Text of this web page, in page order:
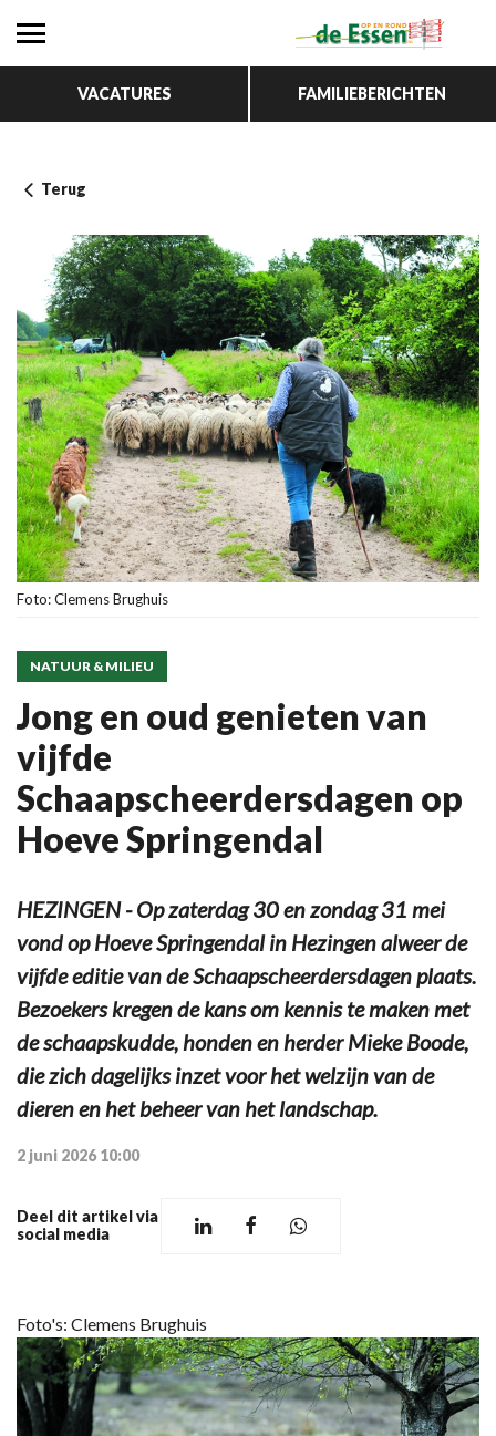
VACATURES FAMILIEBERICHTEN
Terug
Foto: Clemens Brughuis
NATUUR & MILIEU
Jong en oud genieten van
vijfde
Schaapscheerdersdagen op
Hoeve Springendal
HEZINGEN - Op zaterdag 30 en zondag 31 mei
vond op Hoeve Springendal in Hezingen alweer de
vijfde editie van de Schaapscheerdersdagen plaats.
Bezoekers kregen de kans om kennis te maken met
de schaapskudde, honden en herder Mieke Boode,
die zich dagelijks inzet voor het welzijn van de
dieren en het beheer van het landschap.
2 juni 2026 10:00
Deel dit artikel via
social media
Foto's: Clemens Brughuis